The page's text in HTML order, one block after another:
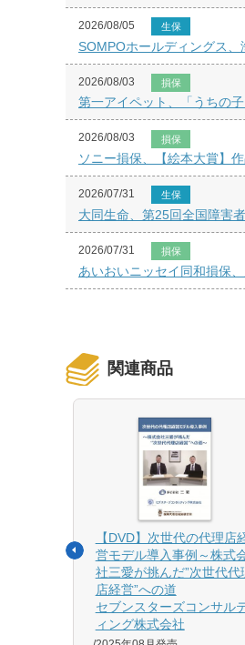
2026/08/05 生保
SOMPOホールディングス
2026/08/03 損保
第一アイペット、「うちの
2026/08/03 損保
ソニー損保、【絵本大賞】
2026/07/31 生保
大同生命、第25回全国障害
2026/07/31 損保
あいおいニッセイ同和損保
関連商品
【DVD】次世代の代理店
営モデル導入事例～株式
社三愛が挑んだ”次世代代
店経営”への道
セブンスターズコンサル
ィング株式会社